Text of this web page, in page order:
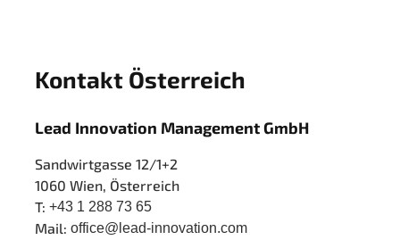
Kontakt Österreich
Lead Innovation Management GmbH
Sandwirtgasse 12/1+2
1060 Wien, Österreich
T: +43 1 288 73 65
Mail: office@lead-innovation.com